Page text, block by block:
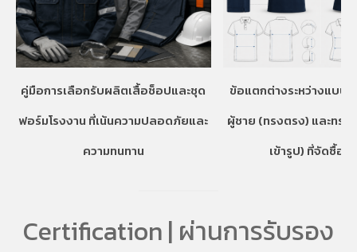
คู่มือการเลือกรับผลิตเสื้อช็อปและชุด
ฟอร์มโรงงาน ที่เน้นความปลอดภัยและ
ความทนทาน
ข้อแตกต่างระหว่างแบบเ
ผู้ชาย (ทรงตรง) และทร
เข้ารูป) ที่จัดซื้อค
Certification | ผ่านการรับรอง